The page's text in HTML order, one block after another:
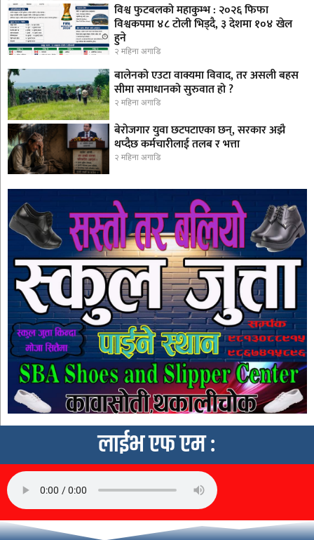
विश्व फुटबलको महाकुम्भ : २०२६ फिफा
विश्वकपमा ४८ टोली भिड्दै, ३ देशमा १०४ खेल
हुने
२ महिना अगाडि
बालेनको एउटा वाक्यमा विवाद, तर असली बहस
सीमा समाधानको सुरुवात हो ?
२ महिना अगाडि
बेरोजगार युवा छटपटाएका छन्, सरकार अझै
थप्दैछ कर्मचारीलाई तलब र भत्ता
२ महिना अगाडि
लाईभ एफ एम :